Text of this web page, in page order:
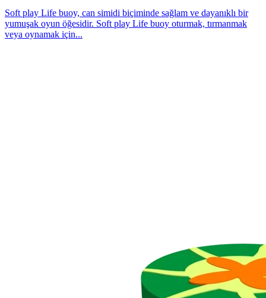
Soft play Life buoy, can simidi biçiminde sağlam ve dayanıklı bir
yumuşak oyun öğesidir. Soft play Life buoy oturmak, tırmanmak
veya oynamak için...